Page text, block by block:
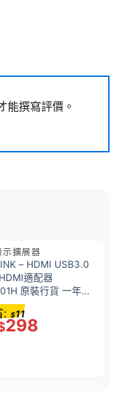
能撰寫評價。
示擴展器
– HDMI USB3.0
適配器
原裝行貨 一年保
298
: $11